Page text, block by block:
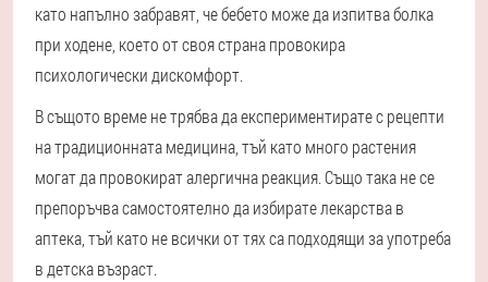
като напълно забравят, че бебето може да изпитва болка
при ходене, което от своя страна провокира
психологически дискомфорт.
В същото време не трябва да експериментирате с рецепти
на традиционната медицина, тъй като много растения
могат да провокират алергична реакция. Също така не се
препоръчва самостоятелно да избирате лекарства в
аптека, тъй като не всички от тях са подходящи за употреба
в детска възраст.